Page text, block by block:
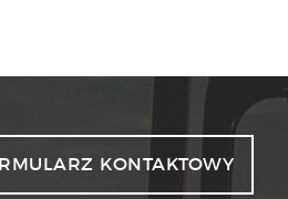
KONTAKTOWY